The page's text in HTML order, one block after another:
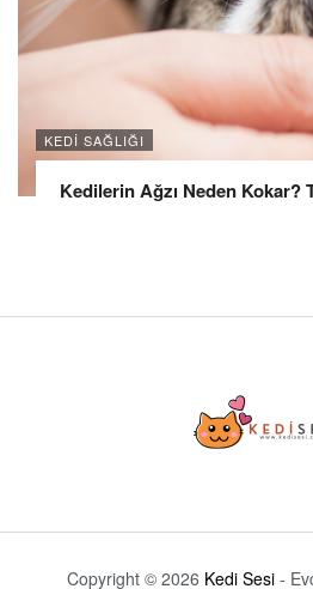
KEDI SAĞLIĞI
Kedilerin Ağzı Neden Kokar?
Copyright © 2026 Kedi Sesi-